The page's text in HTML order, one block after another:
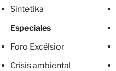
Sintetika
Especiales
Foro Excélsior
Crisis ambiental